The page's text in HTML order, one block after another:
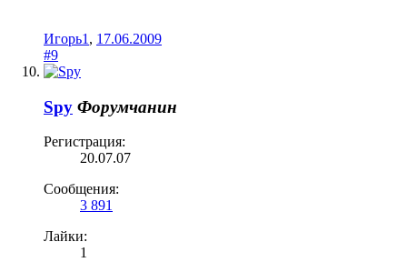
Игорь1 , 17.06.2009
#9
Spy Форумчанин
Регистрация:
20.07.07
Сообщения:
3 891
Лайки:
1